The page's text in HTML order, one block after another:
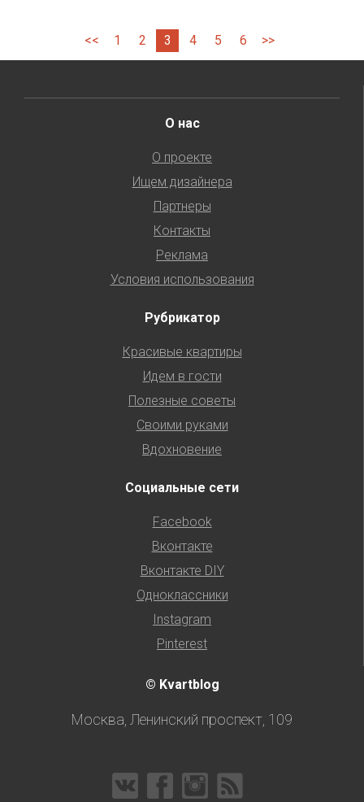
<< 1 2 3 4 5 6 >>
О нас
О проекте
Ищем дизайнера
Партнеры
Контакты
Реклама
Условия использования
Рубрикатор
Красивые квартиры
Идем в гости
Полезные советы
Своими руками
Вдохновение
Социальные сети
Facebook
Вконтакте
Вконтакте DIY
Одноклассники
Instagram
Pinterest
© Kvartblog
Москва, Ленинский проспект, 109